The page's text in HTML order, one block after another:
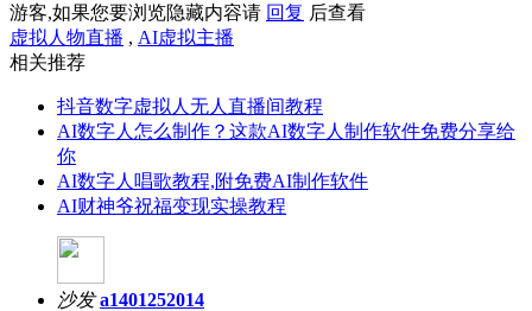
游客,如果您要浏览隐藏内容请 回复 后查看
虚拟人物直播 , AI虚拟主播
相关推荐
抖音数字虚拟人无人直播间教程
AI数字人怎么制作？这款AI数字人制作软件免费分享给
你
AI数字人唱歌教程,附免费AI制作软件
AI财神爷祝福变现实操教程
沙发 a1401252014